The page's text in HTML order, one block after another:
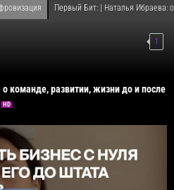
Первый Бит: | Наталья Ибраева:
1
команде, развитии, жизни до и после
HD